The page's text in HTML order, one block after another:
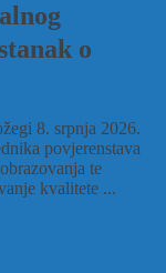
o
8. srpnja 2026.
povjerenstava
te
kvalitete ...